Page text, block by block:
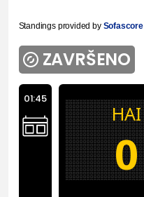
Standings provided by Sofascore
ZAVRŠENO
01:45
HAI
0